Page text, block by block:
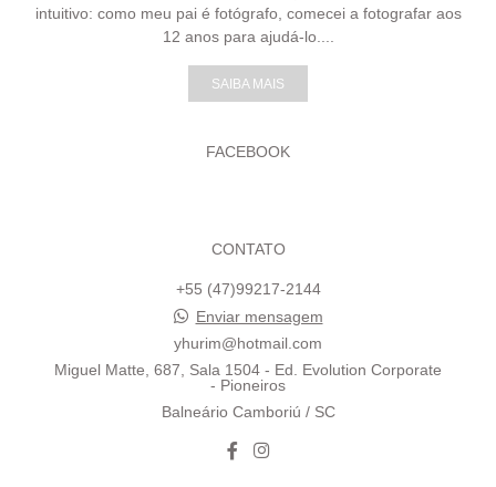
intuitivo: como meu pai é fotógrafo, comecei a fotografar aos
12 anos para ajudá-lo....
SAIBA MAIS
FACEBOOK
CONTATO
+55 (47)99217-2144
Enviar mensagem
yhurim@hotmail.com
Miguel Matte, 687, Sala 1504 - Ed. Evolution Corporate
- Pioneiros
Balneário Camboriú / SC